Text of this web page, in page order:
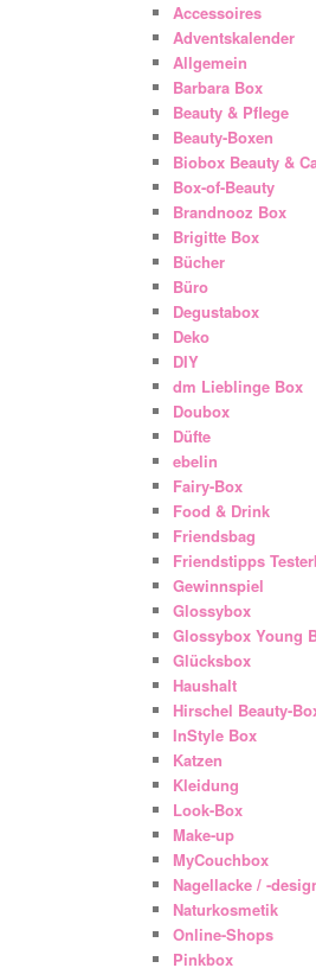
Accessoires
Adventskalender
Allgemein
Barbara Box
Beauty & Pflege
Beauty-Boxen
Biobox Beauty &
Box-of-Beauty
Brandnooz Box
Brigitte Box
Bücher
Büro
Degustabox
Deko
DIY
dm Lieblinge Box
Doubox
Düfte
ebelin
Fairy-Box
Food & Drink
Friendsbag
Friendstipps
Gewinnspiel
Glossybox
Glossybox Young
Glücksbox
Haushalt
Hirschel Beauty-
InStyle Box
Katzen
Kleidung
Look-Box
Make-up
MyCouchbox
Nagellacke / -
Naturkosmetik
Online-Shops
Pinkbox